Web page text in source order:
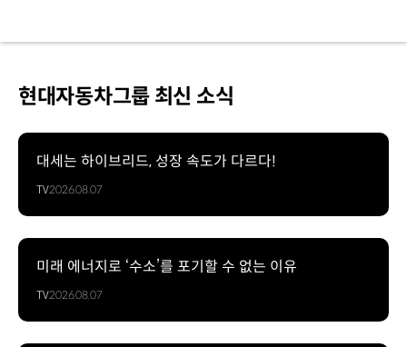
현대자동차그룹 최신 소식
대세는 하이브리드, 성장 속도가 다르다!
TV2026.08.07
미래 에너지로 ‘수소’를 포기할 수 없는 이유
TV2026.08.07